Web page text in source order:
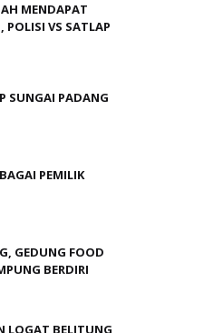
MENDAPAT
POLISI VS SATLAP
SUNGAI PADANG
PEMILIK
GEDUNG FOOD
BERDIRI
LOGAT BELITUNG